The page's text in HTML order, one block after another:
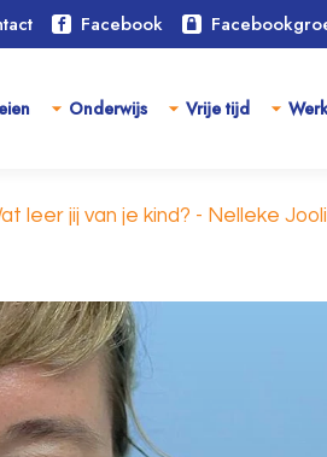
Facebook
Onderwijs Vrije tijd
leer jij van je kind? - Nelleke